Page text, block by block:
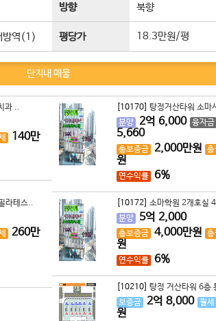
방향 북향
방역(1) 평당가 18.3만원/평
단지내 매물
과 ..
140만
[10170] 탕정거산타워 소마
분양
2억 6,000 융자금
5,660
총보증금 2,000만원 총
원
연수익률 6%
라테스..
260만
[10172] 소마학원 2개호실
분양
5억 2,000
총보증금 4,000만원 총
원
연수익률 6%
[10210] 탕정 거산타워 6층
보증금
2억 8,000 월세
원